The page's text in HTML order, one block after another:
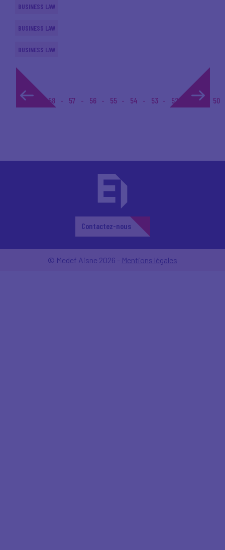
BUSINESS LAW
BUSINESS LAW
BUSINESS LAW
1... 58 57 56 55 54 53 52 50
Contactez-nous
© Medef Aisne 2026 - Mentions légales